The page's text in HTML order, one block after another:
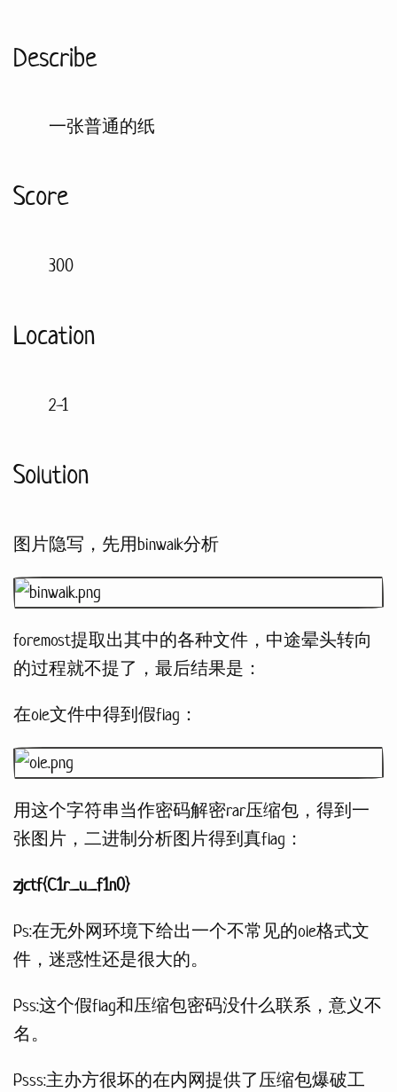
Describe
一张普通的纸
Score
300
Location
2-1
Solution
图片隐写，先用binwalk分析
foremost提取出其中的各种文件，中途晕头转向
的过程就不提了，最后结果是：
在ole文件中得到假flag：
用这个字符串当作密码解密rar压缩包，得到一
张图片，二进制分析图片得到真flag：
zjctf{C1r_u_f1n0}
Ps:在无外网环境下给出一个不常见的ole格式文
件，迷惑性还是很大的。
Pss:这个假flag和压缩包密码没什么联系，意义不
名。
Psss:主办方很坏的在内网提供了压缩包爆破工